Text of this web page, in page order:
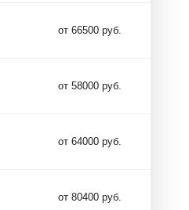
от 66500 руб.
от 58000 руб.
от 64000 руб.
от 80400 руб.